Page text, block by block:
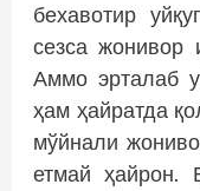
бехавотир
сезса жонивор
Аммо эрталаб
ҳам ҳайратда
мўйнали
етмай ҳайрон.